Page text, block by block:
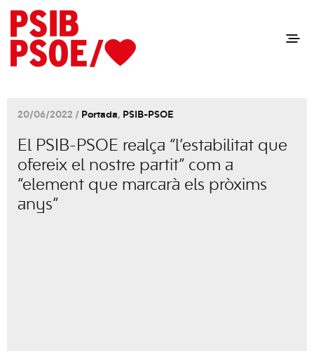
20/06/2022 / Portada, PSIB-PSOE
El PSIB-PSOE realça “l’estabilitat que
ofereix el nostre partit” com a
“element que marcarà els pròxims
anys”